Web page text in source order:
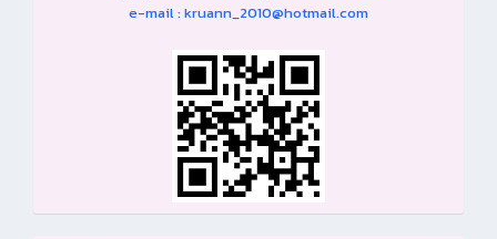
e-mail : kruann_2010@hotmail.com